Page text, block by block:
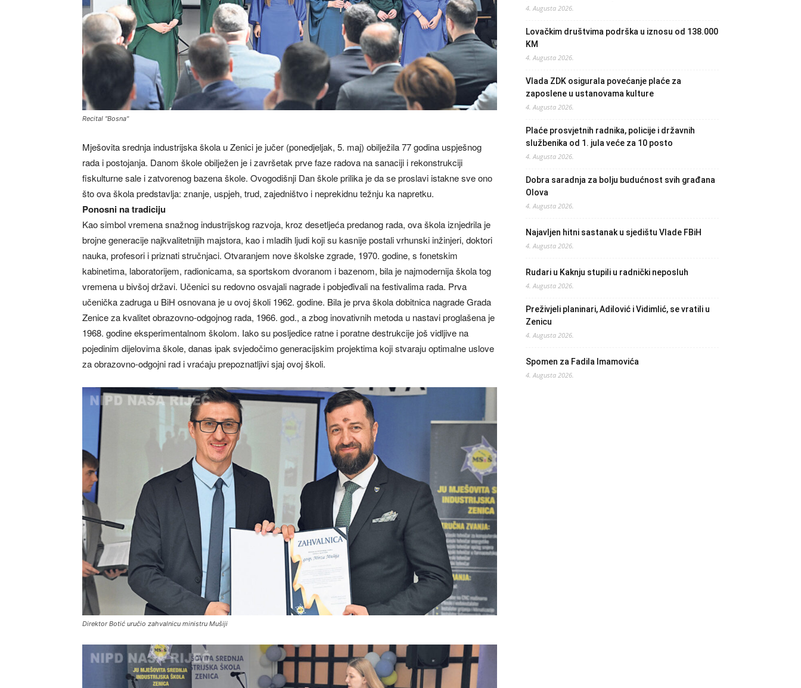
Recital "Bosna"
Mješovita srednja industrijska škola u Zenici je jučer (ponedjeljak, 5. maj) obilježila 77 godina uspješnog
rada i postojanja. Danom škole obilježen je i završetak prve faze radova na sanaciji i rekonstrukciji
fiskulturne sale i zatvorenog bazena škole. Ovogodišnji Dan škole prilika je da se proslavi istakne sve ono
što ova škola predstavlja: znanje, uspjeh, trud, zajedništvo i neprekidnu težnju ka napretku.
Ponosni na tradiciju
Kao simbol vremena snažnog industrijskog razvoja, kroz desetljeća predanog rada, ova škola iznjedrila je
brojne generacije najkvalitetnijih majstora, kao i mladih ljudi koji su kasnije postali vrhunski inžinjeri, doktori
nauka, profesori i priznati stručnjaci. Otvaranjem nove školske zgrade, 1970. godine, s fonetskim
kabinetima, laboratorijem, radionicama, sa sportskom dvoranom i bazenom, bila je najmodernija škola tog
vremena u bivšoj državi. Učenici su redovno osvajali nagrade i pobjeđivali na festivalima rada. Prva
učenička zadruga u BiH osnovana je u ovoj školi 1962. godine. Bila je prva škola dobitnica nagrade Grada
Zenice za kvalitet obrazovno-odgojnog rada, 1966. god., a zbog inovativnih metoda u nastavi proglašena je
1968. godine eksperimentalnom školom. Iako su posljedice ratne i poratne destrukcije još vidljive na
pojedinim dijelovima škole, danas ipak svjedočimo generacijskim projektima koji stvaraju optimalne uslove
za obrazovno-odgojni rad i vraćaju prepoznatljivi sjaj ovoj školi.
Direktor Botić uručio zahvalnicu ministru Mušiji
4. Augusta 2026.
Lovačkim društvima podrška u iznosu od 138.000
KM
4. Augusta 2026.
Vlada ZDK osigurala povećanje plaće za
zaposlene u ustanovama kulture
4. Augusta 2026.
Plaće prosvjetnih radnika, policije i državnih
službenika od 1. jula veće za 10 posto
4. Augusta 2026.
Dobra saradnja za bolju budućnost svih građana
Olova
4. Augusta 2026.
Najavljen hitni sastanak u sjedištu Vlade FBiH
4. Augusta 2026.
Rudari u Kaknju stupili u radnički neposluh
4. Augusta 2026.
Preživjeli planinari, Adilović i Vidimlić, se vratili u
Zenicu
4. Augusta 2026.
Spomen za Fadila Imamovića
4. Augusta 2026.